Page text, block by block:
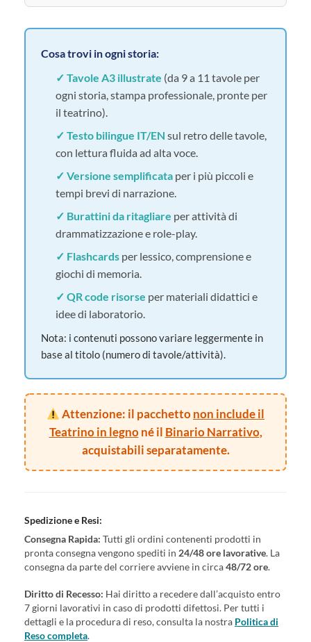
Cosa trovi in ogni storia:
✓ Tavole A3 illustrate (da 9 a 11 tavole per
ogni storia, stampa professionale, pronte per
il teatrino).
✓ Testo bilingue IT/EN sul retro delle tavole,
con lettura fluida ad alta voce.
✓ Versione semplificataper i più piccoli e
tempi brevi di narrazione.
✓ Burattini da ritagliare per attività di
drammatizzazione e role-play.
✓ Flashcardsper lessico, comprensione e
giochi di memoria.
✓ QR code risorse per materiali didattici e
idee di laboratorio.
Nota: i contenuti possono variare leggermente in
base al titolo (numero di tavole/attività).
Attenzione: il pacchettonon include il
Teatrino in legnoné il Binario Narrativo,
acquistabili separatamente.
Spedizione e Resi:
Consegna Rapida: Tutti gli ordini contenenti prodotti in
pronta consegna vengono spediti in 24/48 ore lavorative. La
consegna da parte del corriere avviene in circa48/72 ore.
Diritto di Recesso: Hai diritto a recedere dall’acquisto entro
7 giorni lavorativi in caso di prodotti difettosi. Per tutti i
dettagli e la procedura di reso, consulta la nostra Politica di
Reso completa.